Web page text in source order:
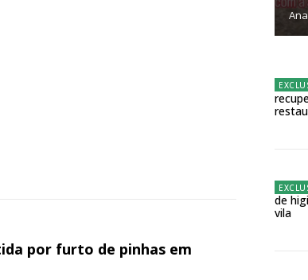
Acesso aos conteúdos
por furto de pinhas em
de
vila